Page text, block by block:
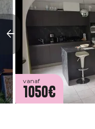
vanaf
1050€